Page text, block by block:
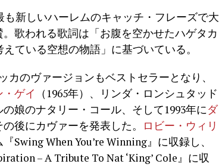
新しいハーレムのキャッチ・フレーズで大
歌われる歌詞は「お腹を空かせたハゲタカ
ている空想の物語」に基づいている。
のヴァージョンもベストセラーとなり、
ゲイ
（1965年）、リンダ・ロンシュタッド
の娘のナタリー・コール、そして1993年にダ
後にカヴァーを発表した。
ロビー・ウィリ
Swing When You’re Winning』に収録し、
– A Tribute To Nat ‘King’ Cole』に収